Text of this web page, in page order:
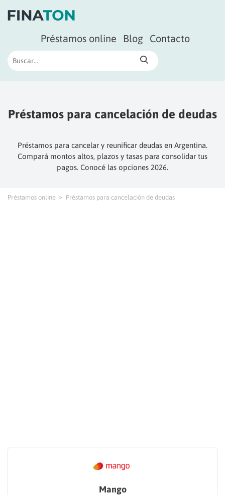
Préstamos online Blog Contacto
Préstamos para cancelación de deudas
Préstamos para cancelar y reunificar deudas en Argentina.
Compará montos altos, plazos y tasas para consolidar tus
pagos. Conocé las opciones 2026.
Préstamos online Préstamos para cancelación de deudas
Mango